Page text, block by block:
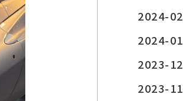
2024-02
2024-01
2023-12
2023-11